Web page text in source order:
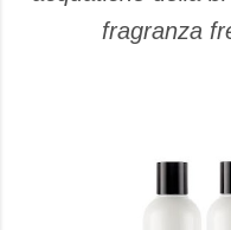
fragranza